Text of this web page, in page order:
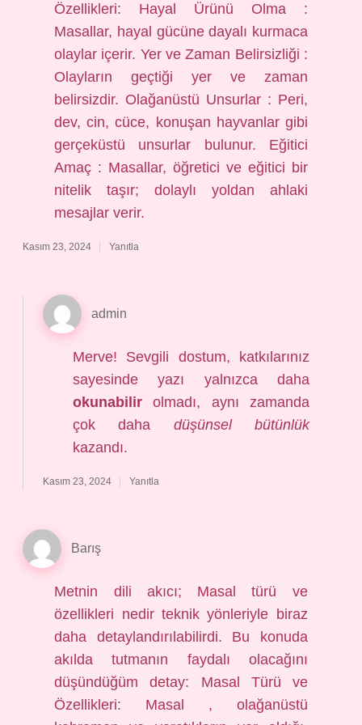
Özellikleri: Hayal Ürünü Olma :
Masallar, hayal gücüne dayalı kurmaca
olaylar içerir. Yer ve Zaman Belirsizliği :
Olayların geçtiği yer ve zaman
belirsizdir. Olağanüstü Unsurlar : Peri,
dev, cin, cüce, konuşan hayvanlar gibi
gerçeküstü unsurlar bulunur. Eğitici
Amaç : Masallar, öğretici ve eğitici bir
nitelik taşır; dolaylı yoldan ahlaki
mesajlar verir.
Kasım 23, 2024 Yanıtla
admin
Merve! Sevgili dostum, katkılarınız
sayesinde yazı yalnızca daha
okunabilirolmadı, aynı zamanda
çok daha düşünsel bütünlük
kazandı.
Kasım 23, 2024 Yanıtla
Barış
Metnin dili akıcı; Masal türü ve
özellikleri nedir teknik yönleriyle biraz
daha detaylandırılabilirdi. Bu konuda
akılda tutmanın faydalı olacağını
düşündüğüm detay: Masal Türü ve
Özellikleri: Masal , olağanüstü